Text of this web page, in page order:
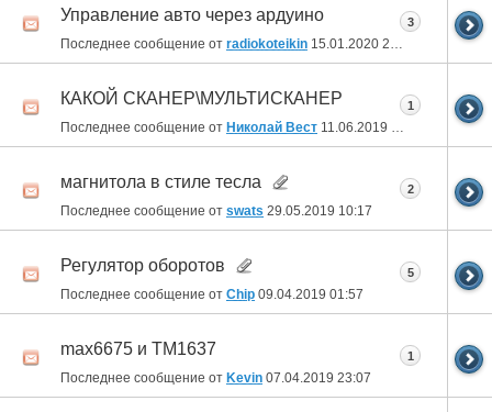
Управление авто через ардуино
Последнее сообщение от radiokoteikin 15.01.2020 22:39
3
КАКОЙ СКАНЕР\МУЛЬТИСКАНЕР
Последнее сообщение от Николай Вест 11.06.2019 19:54
1
магнитола в стиле тесла
Последнее сообщение от swats 29.05.2019 10:17
2
Регулятор оборотов
Последнее сообщение от Chip 09.04.2019 01:57
5
max6675 и TM1637
Последнее сообщение от Kevin 07.04.2019 23:07
1